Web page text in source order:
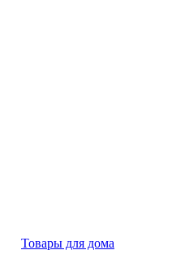
Товары для дома